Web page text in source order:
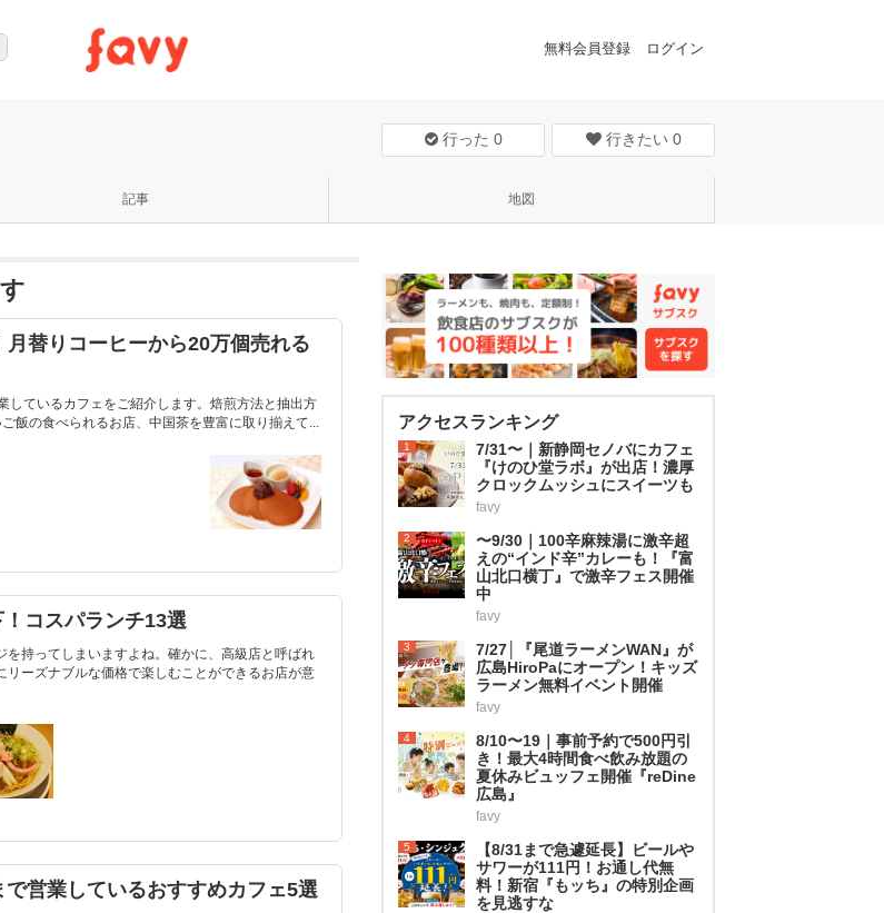
無料会員登録 ログイン
行った 0 行きたい 0
記事 地図
月替りコーヒーから20万個売れる
ているカフェをご紹介します。焙煎方法と抽出方
飯の食べられるお店、中国茶を豊富に取り揃えて...
コスパランチ13選
を持ってしまいますよね。確かに、高級店と呼ばれ
ーズナブルな価格で楽しむことができるお店が意
で営業しているおすすめカフェ5選
アクセスランキング
1
7/31〜｜新静岡セノバにカフェ
『けのひ堂ラボ』が出店！濃厚
クロックムッシュにスイーツも
favy
2
〜9/30｜100辛麻辣湯に激辛超
えの“インド辛”カレーも！『富
山北口横丁』で激辛フェス開催
中
favy
3
7/27│『尾道ラーメンWAN』が
広島HiroPaにオープン！キッズ
ラーメン無料イベント開催
favy
4
8/10〜19｜事前予約で500円引
き！最大4時間食べ飲み放題の
夏休みビュッフェ開催『reDine
広島』
favy
5
【8/31まで急遽延長】ビールや
サワーが111円！お通し代無
料！新宿『もッち』の特別企画
を見逃すな